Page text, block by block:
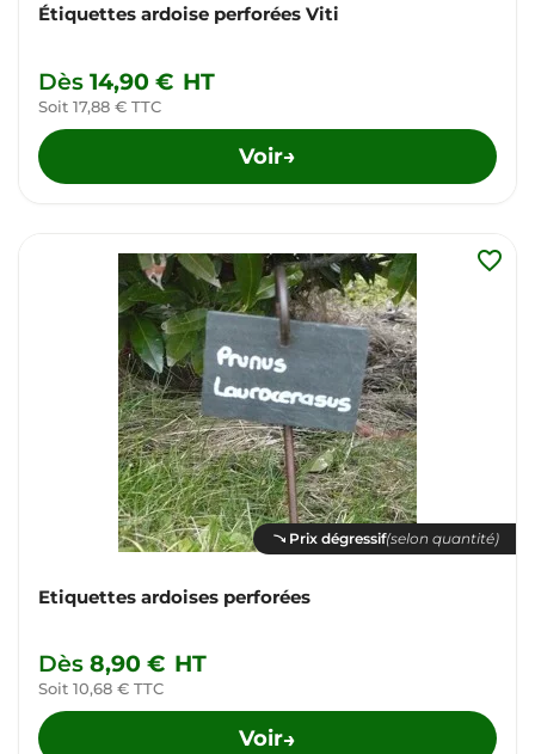
Étiquettes ardoise perforées Viti
Dès 14,90 € HT
Soit 17,88 € TTC
Voir→
Prix dégressif(selon quantité)
Etiquettes ardoises perforées
Dès 8,90 € HT
Soit 10,68 € TTC
Voir→
favorite_border